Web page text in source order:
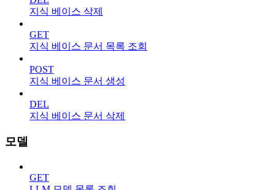
지식 베이스 삭제
GET
지식 베이스 문서 목록 조회
POST
지식 베이스 문서 생성
DEL
지식 베이스 문서 삭제
모델
GET